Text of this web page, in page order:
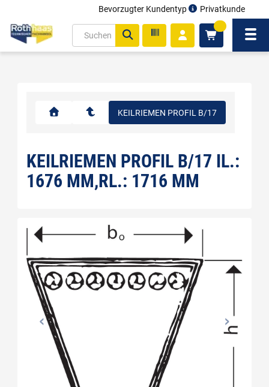
Bevorzugter Kundentyp Privatkunde
KEILRIEMEN PROFIL B/17
KEILRIEMEN PROFIL B/17 IL.:
1676 MM,RL.: 1716 MM